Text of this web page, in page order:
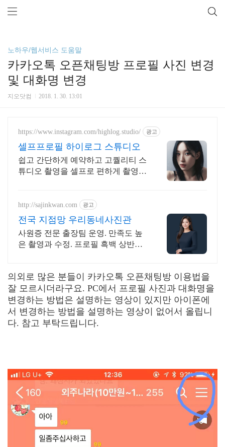
노하우/웹서비스 도움말
카카오톡 오픈채팅방 프로필 사진 변경
및 대화명 변경
지오닷컴 2018. 1. 30. 13:01
https://www.instagram.com/highlog.studio/ 광고
셀프프로필 하이로그 스튜디오
쉽고 간단하게 예약하고 고퀄리티 스
튜디오 촬영을 셀프로 편하게 촬영하
http://sajinkwan.com 광고
전국 지점망 우리동네사진관
사원증 전문 출장팀 운영. 만족도 높
은 촬영과 수정. 프로필 흑백 상반신
의외로 많은 분들이 카카오톡 오픈채팅방 이용법을
잘 모르시더라구요. PC에서 프로필 사진과 대화명을
변경하는 방법은 설명하는 영상이 있지만 아이폰에
서 변경하는 방법을 설명하는 영상이 없어서 올립니
다. 참고 부탁드립니다.